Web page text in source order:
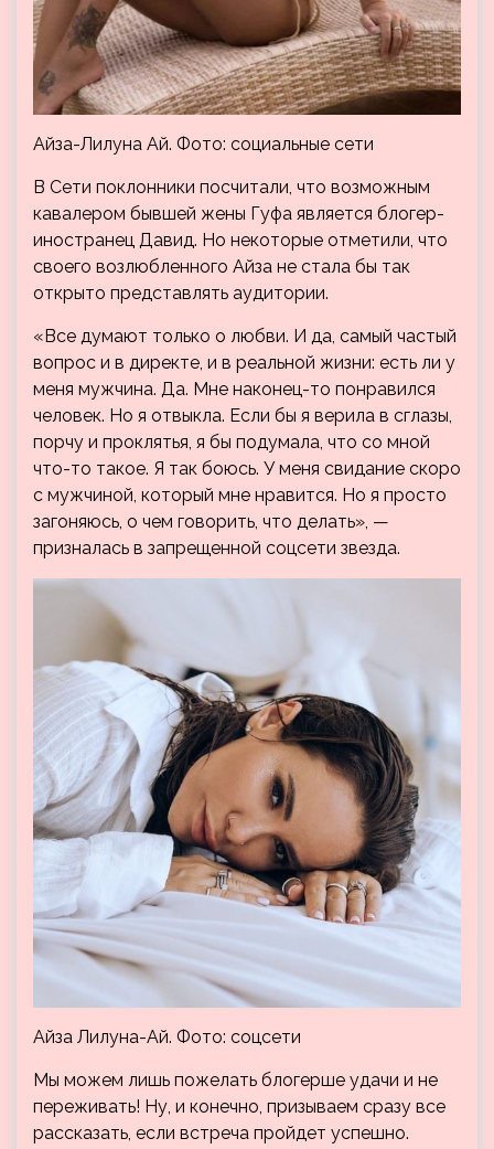
Айза-Лилуна Ай. Фото: социальные сети
В Сети поклонники посчитали, что возможным
кавалером бывшей жены Гуфа является блогер-
иностранец Давид. Но некоторые отметили, что
своего возлюбленного Айза не стала бы так
открыто представлять аудитории.
«Все думают только о любви. И да, самый частый
вопрос и в директе, и в реальной жизни: есть ли у
меня мужчина. Да. Мне наконец-то понравился
человек. Но я отвыкла. Если бы я верила в сглазы,
порчу и проклятья, я бы подумала, что со мной
что-то такое. Я так боюсь. У меня свидание скоро
с мужчиной, который мне нравится. Но я просто
загоняюсь, о чем говорить, что делать», —
призналась в запрещенной соцсети звезда.
Айза Лилуна-Ай. Фото: соцсети
Мы можем лишь пожелать блогерше удачи и не
переживать! Ну, и конечно, призываем сразу все
рассказать, если встреча пройдет успешно.